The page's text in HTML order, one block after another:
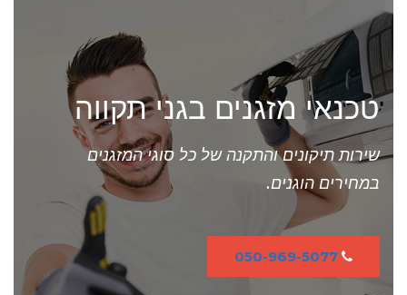
טכנאי מזגנים בגני תקווה
שירות תיקונים והתקנה של כל סוגי המזגנים
במחירים הוגנים.
050-969-5077